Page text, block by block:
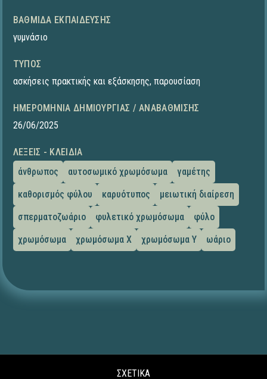
ΒΑΘΜΊΔΑ ΕΚΠΑΊΔΕΥΣΗΣ
γυμνάσιο
ΤΎΠΟΣ
ασκήσεις πρακτικής και εξάσκησης, παρουσίαση
ΗΜΕΡΟΜΗΝΊΑ ΔΗΜΙΟΥΡΓΊΑΣ / ΑΝΑΒΆΘΜΙΣΗΣ
26/06/2025
ΛΈΞΕΙΣ - ΚΛΕΙΔΙΆ
άνθρωπος
αυτοσωμικό χρωμόσωμα
γαμέτης
καθορισμός φύλου
καρυότυπος
μειωτική διαίρεση
σπερματοζωάριο
φυλετικό χρωμόσωμα
φύλο
χρωμόσωμα
χρωμόσωμα Χ χρωμόσωμα Υ ωάριο
ΣΧΕΤΙΚΑ